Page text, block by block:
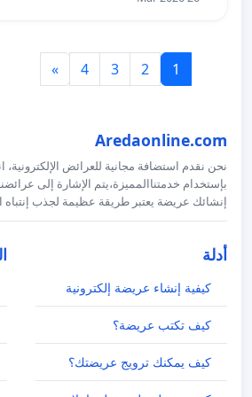
1
2
3
4
»
Aredaonline.com
نحن نقدم استضافة مجانية للعرائض
بإستخدام خدمتناالمميزة،يتم الإشارة إلى
إنشائك عريضة يعتبر طريقة عظيمة لجذب إنتباه
أدلة
كيفية إنشاء عريضة إلكترونية
كيف تكتب عريضة؟
كيف يمكنك ترويج عريضتك؟